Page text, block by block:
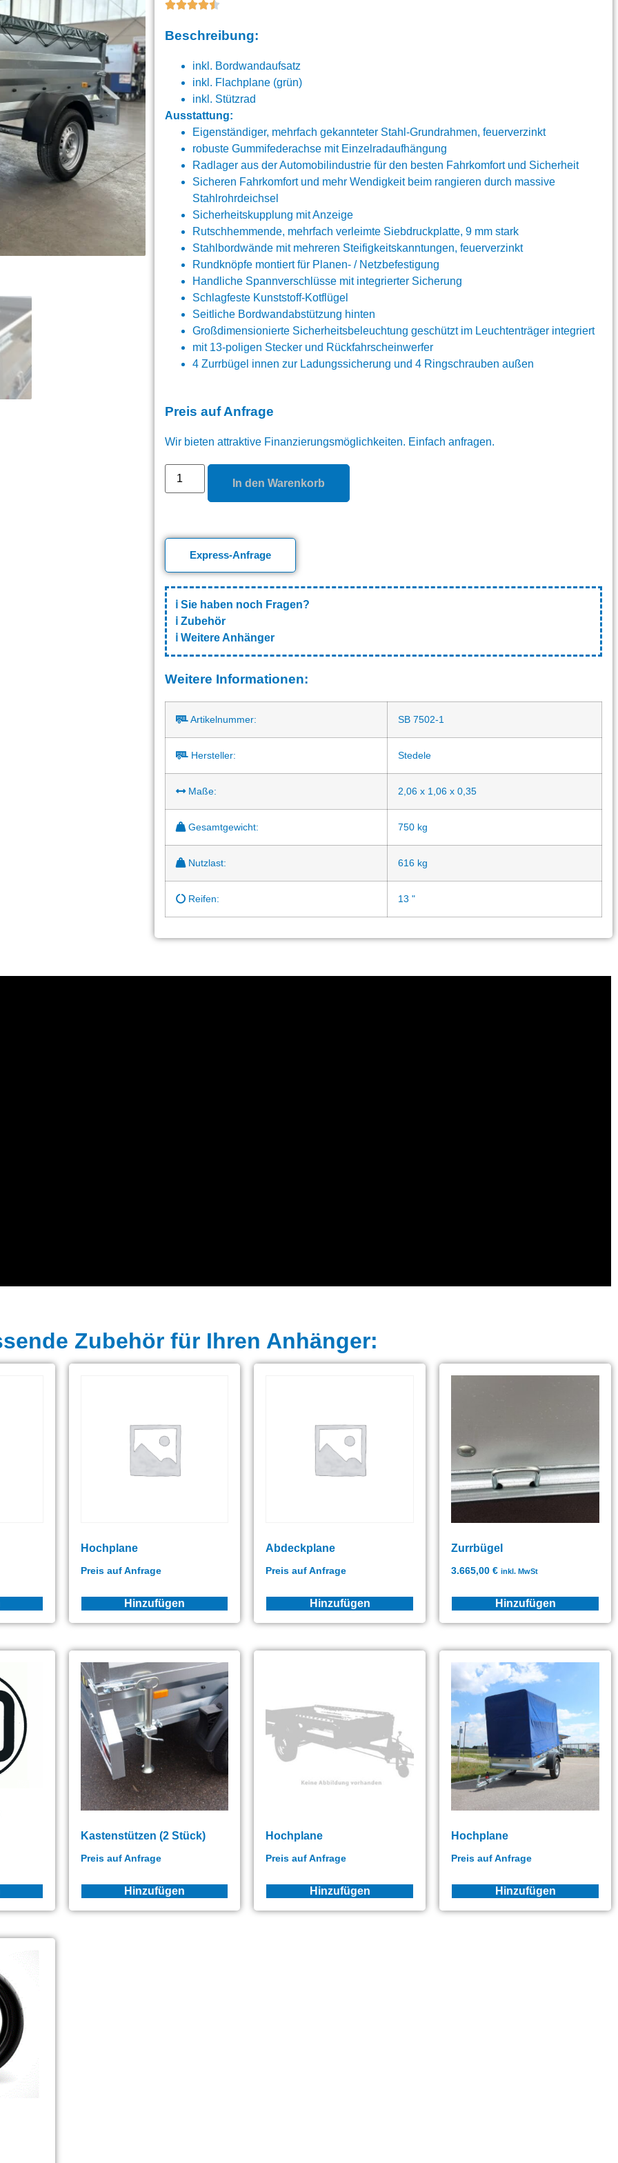
Beschreibung:
inkl. Bordwandaufsatz
inkl. Flachplane (grün)
inkl. Stützrad
Ausstattung:
Eigenständiger, mehrfach gekannteter Stahl-Grundrahmen, feuerverzinkt
robuste Gummifederachse mit Einzelradaufhängung
Radlager aus der Automobilindustrie für den besten Fahrkomfort und Sicherheit
Sicheren Fahrkomfort und mehr Wendigkeit beim rangieren durch massive
Stahlrohrdeichsel
Sicherheitskupplung mit Anzeige
Rutschhemmende, mehrfach verleimte Siebdruckplatte, 9 mm stark
Stahlbordwände mit mehreren Steifigkeitskanntungen, feuerverzinkt
Rundknöpfe montiert für Planen- / Netzbefestigung
Handliche Spannverschlüsse mit integrierter Sicherung
Schlagfeste Kunststoff-Kotflügel
Seitliche Bordwandabstützung hinten
Großdimensionierte Sicherheitsbeleuchtung geschützt im Leuchtenträger integriert
mit 13-poligen Stecker und Rückfahrscheinwerfer
4 Zurrbügel innen zur Ladungssicherung und 4 Ringschrauben außen
Preis auf Anfrage
Wir bieten attraktive Finanzierungsmöglichkeiten. Einfach anfragen.
In den Warenkorb
Express-Anfrage
ℹ️ Sie haben noch Fragen?
ℹ️ Zubehör
ℹ️ Weitere Anhänger
Weitere Informationen:
Artikelnummer: SB 7502-1
Hersteller: Stedele
Maße: 2,06 x 1,06 x 0,35
Gesamtgewicht: 750 kg
Nutzlast: 616 kg
Reifen: 13 "
Zubehör für Ihren Anhänger:
Hochplane
Preis auf Anfrage
Hinzufügen
Abdeckplane
Preis auf Anfrage
Hinzufügen
Zurrbügel
3.665,00€ inkl. MwSt
Hinzufügen
Kastenstützen (2 Stück)
Preis auf Anfrage
Hinzufügen
Hochplane
Preis auf Anfrage
Hinzufügen
Hochplane
Preis auf Anfrage
Hinzufügen